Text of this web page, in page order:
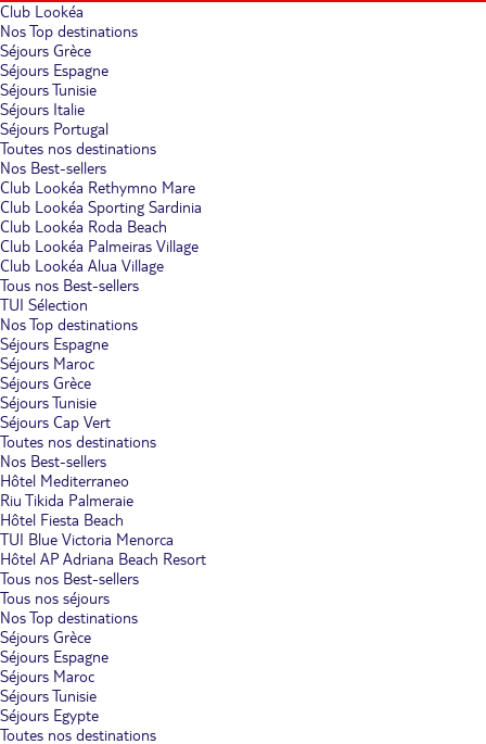
Club Lookéa
Nos Top destinations
Séjours Grèce
Séjours Espagne
Séjours Tunisie
Séjours Italie
Séjours Portugal
Toutes nos destinations
Nos Best-sellers
Club Lookéa Rethymno Mare
Club Lookéa Sporting Sardinia
Club Lookéa Roda Beach
Club Lookéa Palmeiras Village
Club Lookéa Alua Village
Tous nos Best-sellers
TUI Sélection
Nos Top destinations
Séjours Espagne
Séjours Maroc
Séjours Grèce
Séjours Tunisie
Séjours Cap Vert
Toutes nos destinations
Nos Best-sellers
Hôtel Mediterraneo
Riu Tikida Palmeraie
Hôtel Fiesta Beach
TUI Blue Victoria Menorca
Hôtel AP Adriana Beach Resort
Tous nos Best-sellers
Tous nos séjours
Nos Top destinations
Séjours Grèce
Séjours Espagne
Séjours Maroc
Séjours Tunisie
Séjours Egypte
Toutes nos destinations